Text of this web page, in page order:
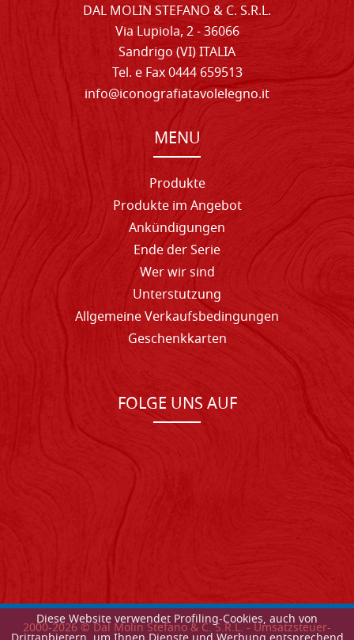
Diese Website verwendet Profiling-Cookies, auch von
DAL MOLIN STEFANO & C. S.R.L.
Via Lupiola, 2 - 36066
Sandrigo (VI) ITALIA
Tel. e Fax 0444 659513
info@iconografiatavolelegno.it
MENU
Produkte
Produkte im Angebot
Ankündigungen
Ende der Serie
Wer wir sind
Unterstutzung
Allgemeine Verkaufsbedingungen
Geschenkkarten
FOLGE UNS AUF
2000-2026© Dal Molin Stefano & C. S.R.L. - Umsatzsteuer-